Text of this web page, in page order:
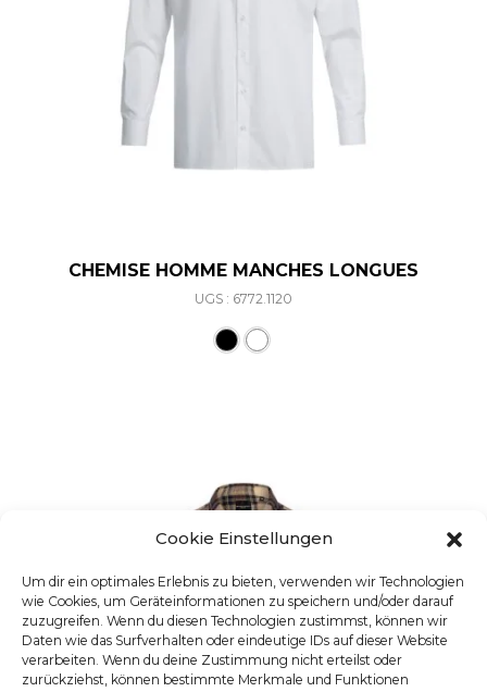
Cookie Einstellungen
Um dir ein optimales Erlebnis zu bieten, verwenden wir Technologien
wie Cookies, um Geräteinformationen zu speichern und/oder darauf
zuzugreifen. Wenn du diesen Technologien zustimmst, können wir
Daten wie das Surfverhalten oder eindeutige IDs auf dieser Website
verarbeiten. Wenn du deine Zustimmung nicht erteilst oder
zurückziehst, können bestimmte Merkmale und Funktionen
CHEMISE HOMME MANCHES LONGUES
UGS : 6772.1120